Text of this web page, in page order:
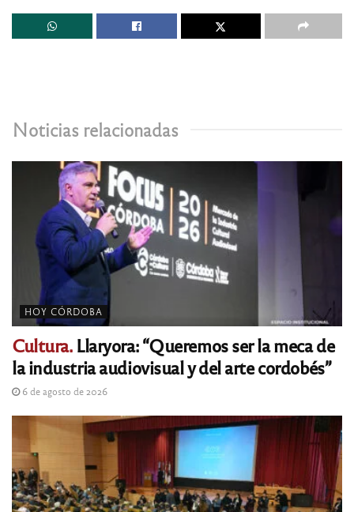
Noticias relacionadas
HOY CÓRDOBA
Cultura.Llaryora: “Queremos ser la meca de
la industria audiovisual y del arte cordobés”
6 de agosto de 2026